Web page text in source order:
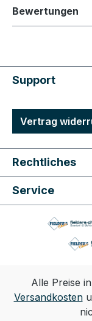
Bewertungen
Support
Vertrag
Rechtliches
Service
Alle Preise
Versandkosten